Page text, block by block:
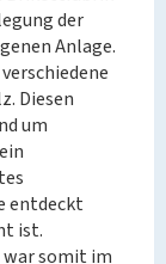
der
Anlage.
Diesen
um
entdeckt
ist.
war somit im